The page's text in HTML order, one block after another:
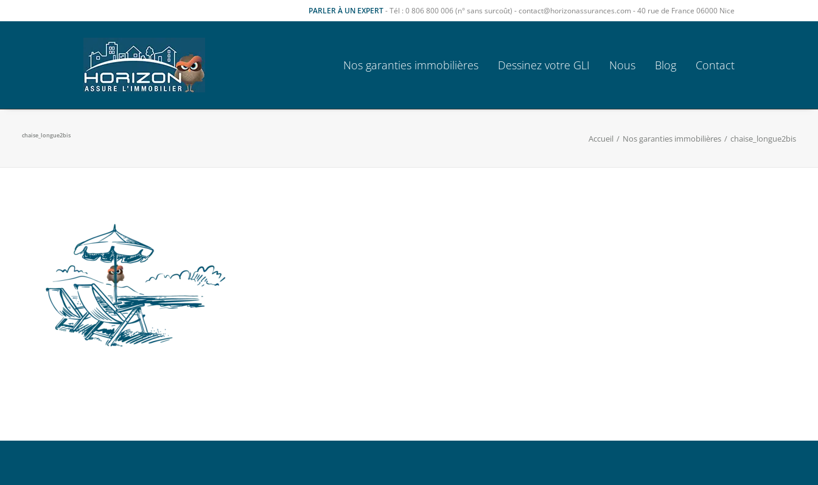
PARLER À UN EXPERT- Tél : 0 806 800 006 (n° sans surcoût) - contact@horizonassurances.com - 40 rue de France 06000 Nice
Nos garanties immobilières Dessinez votre GLI Nous Blog Contact
chaise_longue2bis Accueil Nos garanties immobilières chaise_longue2bis